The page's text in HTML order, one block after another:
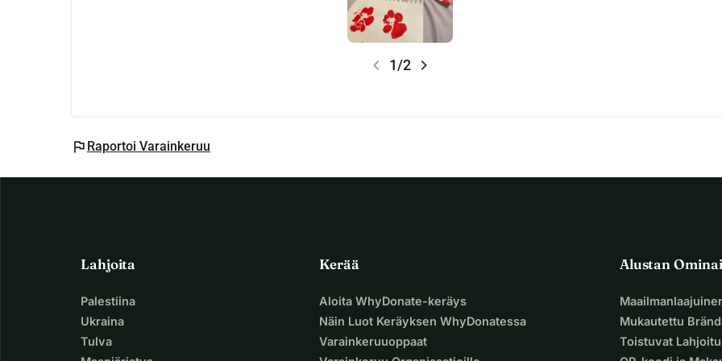
chevron_left 1/2 chevron_right
flag Raportoi Varainkeruu
Lahjoita
Palestiina
Ukraina
Tulva
Kerää
Aloita WhyDonate-keräys
Näin Luot Keräyksen WhyDonatessa
Varainkeruuoppaat
Alustan
Mukautettu
Toistuvat